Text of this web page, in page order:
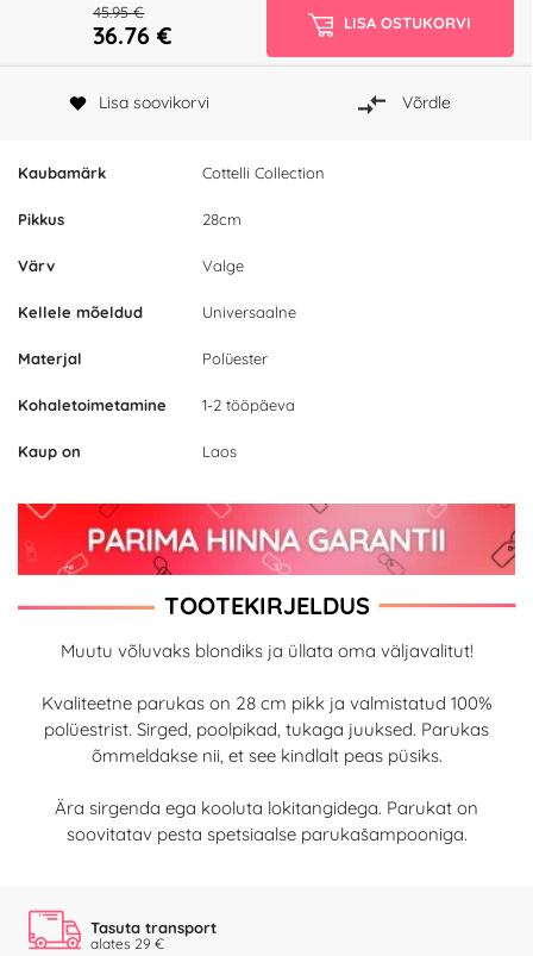
Kaubamärk Cottelli Collection
Pikkus 28cm
Värv Valge
Kellele mõeldud Universaalne
Materjal Polüester
Kohaletoimetamine 1-2 tööpäeva
Kaup on Laos
45.95 €
36.76 € LISA OSTUKORVI
Lisa soovikorvi Võrdle
TOOTEKIRJELDUS
Muutu võluvaks blondiks ja üllata oma väljavalitut!
Kvaliteetne parukas on 28 cm pikk ja valmistatud 100%
polüestrist. Sirged, poolpikad, tukaga juuksed. Parukas
õmmeldakse nii, et see kindlalt peas püsiks.
Ära sirgenda ega kooluta lokitangidega. Parukat on
soovitatav pesta spetsiaalse parukašampooniga.
Tasuta transport
alates 29 €